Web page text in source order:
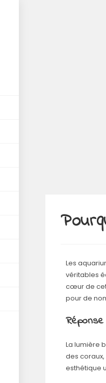
Les
véritables
cœur de cet
pour de
La lumière
des
esthétique